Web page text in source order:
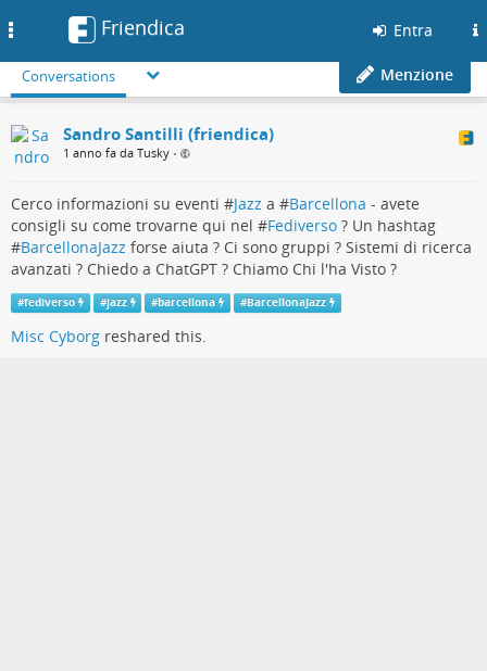
Friendica Entra
Conversations Menzione
Sandro Santilli (friendica)
1 anno fa da Tusky •
Cerco informazioni su eventi #Jazz a #Barcellona - avete
consigli su come trovarne qui nel #Fediverso ? Un hashtag
#BarcellonaJazz forse aiuta ? Ci sono gruppi ? Sistemi di ricerca
avanzati ? Chiedo a ChatGPT ? Chiamo Chi l'ha Visto ?
#fediverso #jazz #barcellona #BarcellonaJazz
Misc Cyborg reshared this.